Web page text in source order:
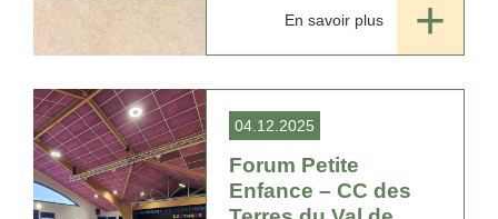
partenariat avec la petite
crèche d’Ingré, a organisé
une journée entièrement
En savoir plus
04.12.2025
Forum Petite
Enfance – CC des